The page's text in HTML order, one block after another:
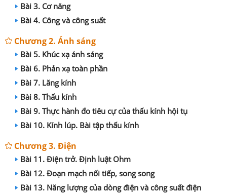
Bài 3. Cơ năng
Bài 4. Công và công suất
Chương 2. Ánh sáng
Bài 5. Khúc xạ ánh sáng
Bài 6. Phản xạ toàn phần
Bài 7. Lăng kính
Bài 8. Thấu kính
Bài 9. Thực hành đo tiêu cự của thấu kính hội tụ
Bài 10. Kính lúp. Bài tập thấu kính
Chương 3. Điện
Bài 11. Điện trở. Định luật Ohm
Bài 12. Đoạn mạch nối tiếp, song song
Bài 13. Năng lượng của dòng điện và công suất điện